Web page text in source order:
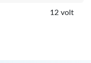
12 volt